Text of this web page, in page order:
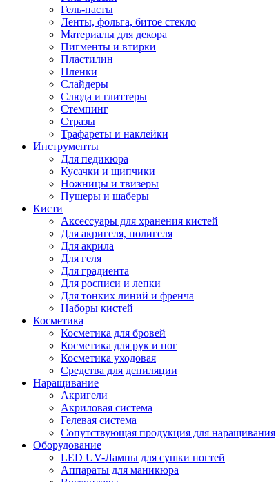
Гель-пасты
Ленты, фольга, битое стекло
Материалы для декора
Пигменты и втирки
Пластилин
Пленки
Слайдеры
Слюда и глиттеры
Стемпинг
Стразы
Трафареты и наклейки
Инструменты
Для педикюра
Кусачки и щипчики
Ножницы и твизеры
Пушеры и шаберы
Кисти
Аксессуары для хранения кистей
Для акригеля, полигеля
Для акрила
Для геля
Для градиента
Для росписи и лепки
Для тонких линий и френча
Наборы кистей
Косметика
Косметика для бровей
Косметика для рук и ног
Косметика уходовая
Средства для депиляции
Наращивание
Акригели
Акриловая система
Гелевая система
Сопутствующая продукция для наращивания
Оборудование
LED UV-Лампы для сушки ногтей
Аппараты для маникюра